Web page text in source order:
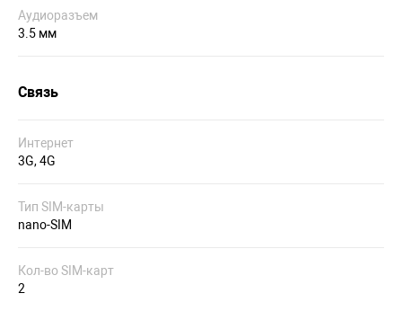
Аудиоразъем
3.5 мм
Связь
Интернет
3G, 4G
Тип SIM-карты
nano-SIM
Кол-во SIM-карт
2